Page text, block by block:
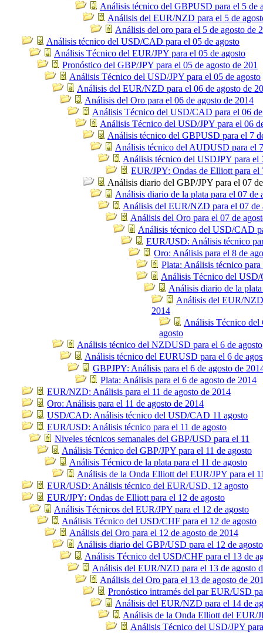
Análisis técnico del GBPUSD para el 5 de
Análisis del EUR/NZD para el 5 de
Análisis del oro para el 5 de agosto de
Análisis técnico del USD/CAD para el 05 de agosto
Análisis Técnico del EUR/JPY para el 05 de agosto
Pronóstico del GBP/JPY para el 05 de agosto de 201
Análisis Técnico del USD/JPY para el 05 de agosto
Análisis del EUR/NZD para el 06 de agosto de
Análisis del Oro para el 06 de agosto de 2014
Análisis Técnico del USD/CAD para el 06 de
Análisis Técnico del USD/JPY para el 06
Análisis técnico del GBPUSD para el 7
Análisis técnico del AUDUSD para el
Análisis técnico del USDJPY para el
EUR/JPY: Ondas de Elliott para el
Análisis diario del GBP/JPY para el 07
Análisis diario de la plata para el 07 de
Análisis del EUR/NZD para el 07 de
Análisis del Oro para el 07 de
Análisis técnico del USD/CAD
EUR/USD: Análisis técnico
Oro: Análisis para el 8 de
Plata: Análisis técnico para
Análisis Técnico del USD/
Análisis diario de la
Análisis del EUR/
2014
Análisis Técnico del
agosto
Análisis técnico del NZDUSD para el 6 de agosto
Análisis técnico del EURUSD para el 6 de
GBPJPY: Análisis para el 6 de agosto de
Plata: Análisis para el 6 de agosto de 2014
EUR/NZD: Análisis para el 11 de agosto de 2014
Oro: Análisis para el 11 de agosto de 2014
USD/CAD: Análisis técnico del USD/CAD 11 agosto
EUR/USD: Análisis técnico para el 11 de agosto
Niveles técnicos semanales del GBP/USD para el 11
Análisis Técnico del GBP/JPY para el 11 de agosto
Análisis Técnico de la plata para el 11 de agosto
Análisis de la Onda Elliott del EUR/JPY para el
EUR/USD: Análisis técnico del EUR/USD, 12 agosto
EUR/JPY: Ondas de Elliott para el 12 de agosto
Análisis Técnicos del EUR/JPY para el 12 de agosto
Análisis Técnico del USD/CHF para el 12 de agosto
Análisis del Oro para el 12 de agosto de 2014
Análisis diario del GBP/USD para el 12 de
Análisis Técnico del USD/CHF para el 13 de
Análisis del EUR/NZD para el 13 de agosto
Análisis del Oro para el 13 de agosto de
Pronóstico intramés del par EUR/USD
Análisis del EUR/NZD para el 14 de
Análisis de la Onda Elliott del EUR/
Análisis Técnico del USD/JPY